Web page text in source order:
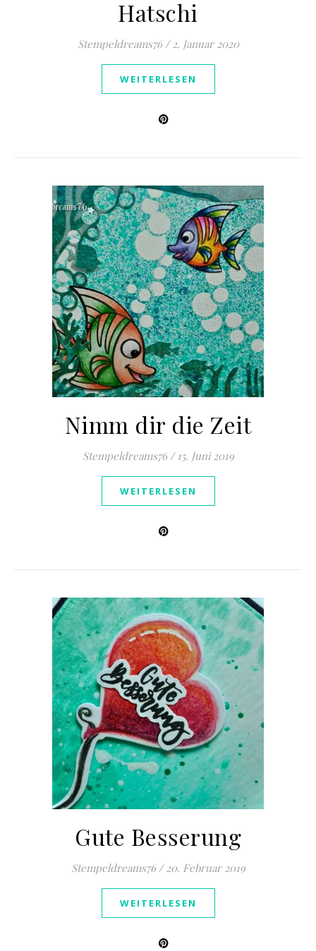
Hatschi
Stempeldreams76 / 2. Januar 2020
WEITERLESEN
Nimm dir die Zeit
Stempeldreams76 / 15. Juni 2019
WEITERLESEN
Gute Besserung
Stempeldreams76 / 20. Februar 2019
WEITERLESEN